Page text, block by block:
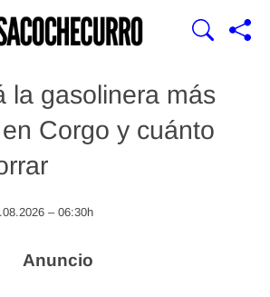
la gasolinera más
Corgo y cuánto
– 06:30h